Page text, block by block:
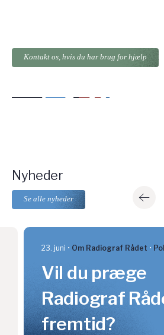
Kontakt os, hvis du har brug for hjælp
Nyheder
Se alle nyheder
23. juni Om Radiograf Rådet
Vil du præge
Radiograf
fremtid?